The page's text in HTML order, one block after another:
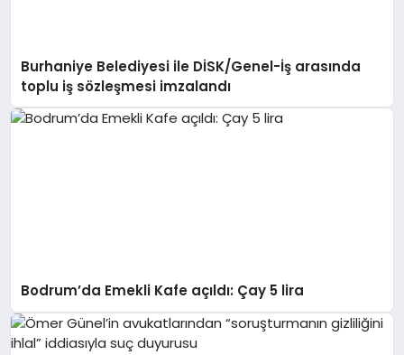
Burhaniye Belediyesi ile DİSK/Genel-İş arasında
toplu iş sözleşmesi imzalandı
Bodrum’da Emekli Kafe açıldı: Çay 5 lira